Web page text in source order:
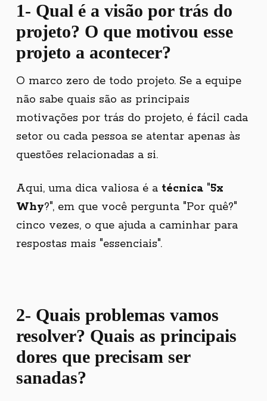
1- Qual é a visão por trás do
projeto? O que motivou esse
projeto a acontecer?
O marco zero de todo projeto. Se a equipe
não sabe quais são as principais
motivações por trás do projeto, é fácil cada
setor ou cada pessoa se atentar apenas às
questões relacionadas a si.
Aqui, uma dica valiosa é a técnica "5x
Why?", em que você pergunta "Por quê?"
cinco vezes, o que ajuda a caminhar para
respostas mais "essenciais".
2- Quais problemas vamos
resolver? Quais as principais
dores que precisam ser
sanadas?